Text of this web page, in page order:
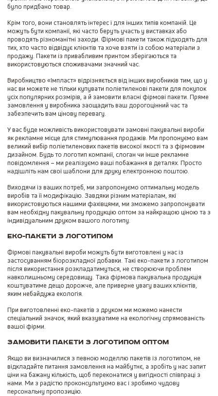
було придбано товар.
Крім того, вони становлять інтерес і для інших типів компаній. Це
можуть бути компанії, які часто беруть участь у виставках або
проводять різноманітні заходи. Фірмові пакети також підходять для
тих, хто часто відвідує клієнтів та хоче взяти із собою матеріали з
продажу. Пакети із привабливим принтом зберігаються та
використовуються споживачами значний час.
Виробництво «Імпласт» відрізняється від інших виробників тим, що у
нас ви можете не тільки купувати поліетиленові пакети для покупок
усіх популярних розмірів, а й замовити власні фірмові пакети. Пряме
замовлення у виробника заощадить ваш дорогоцінний час та
забезпечить вам цінову перевагу.
У вас буде можливість використовувати замовні пакувальні вироби
як рекламне місце для стимулювання продажів. Ми пропонуємо вам
великий вибір поліетиленових пакетів високої якості та з фірмовим
дизайном. Будь то логотип компанії, слоган чи інше рекламне
повідомлення – ми реалізуємо ваші побажання в деталях. Просто
надішліть нам свої шаблони для друку електронною поштою.
Виходячи із ваших потреб, ми запропонуємо оптимальну модель
виробів та її модифікацію. Завдяки різним матеріалам, які
використовуються нашими фахівцями, ми зможемо запропонувати
вам необхідну пакувальну продукцію оптом за найкращою ціною та з
індивідуальним друком вашого логотипу.
Еко-пакети з логотипом
Фірмові пакувальні вироби можуть бути виготовлені у нас із
застосуванням біорозкладної добавки. Такі еко-пакети з логотипом
після використання розкладатимуться, не створюючи проблем
навколишньому середовищу. Така фірмова пакувальна продукція
коштуватиме дещо дорожче, але приверне увагу ваших клієнтів,
яким небайдужа екологія.
При виготовленні еко-пакетів з друком ми можемо нанести
спеціальний значок, який вказуватиме на екологічну спрямованість
вашої фірми.
Замовити пакети з логотипом оптом
Якщо ви визначилися з певною моделлю пакетів із логотипом, не
відкладайте питання замовлення на майбутнє, а зробіть у нас запит
ціни на бажану кількість, щоб переконатися у вигідності співпраці з
нами. Ми з радістю проконсультуємо вас і зробимо чудову
персональну пропозицію.